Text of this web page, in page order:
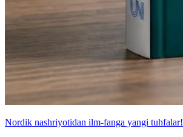
Nordik nashriyotidan ilm-fanga yangi tuhfalar!